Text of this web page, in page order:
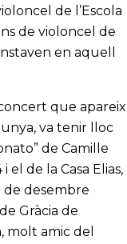
de l’Escola
de violoncel de
en aquell
que apareix
va tenir lloc
de Camille
el de la Casa Elias,
desembre
Gràcia de
molt amic del